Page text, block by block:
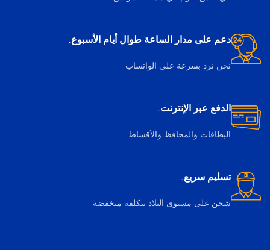
دعم على مدار الساعة طوال أيام الأسبوع.
نحن نرد بسرعة على الواتساب
الدفع عبر الإنترنت.
البطاقات والمحافظ والأقساط
تسليم سريع.
شحن على مستوى البلاد بتكلفة منخفضة